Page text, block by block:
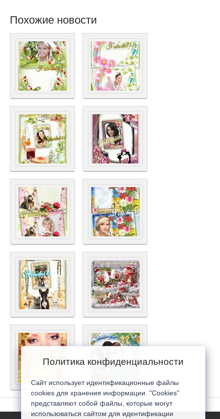
Похожие новости
Политика конфиденциальности
Сайт использует идентификационные файлы
cookies для хранения информации. "Cookies"
представляют собой файлы, которые могут
использоваться сайтом для идентификации